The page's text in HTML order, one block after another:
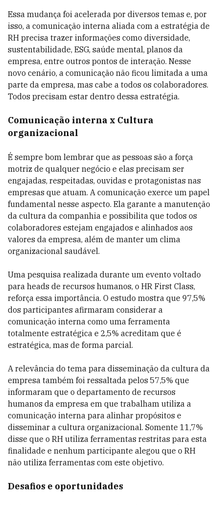
Essa mudança foi acelerada por diversos temas e, por
isso, a comunicação interna aliada com a estratégia de
RH precisa trazer informações como diversidade,
sustentabilidade, ESG, saúde mental, planos da
empresa, entre outros pontos de interação. Nesse
novo cenário, a comunicação não ficou limitada a uma
parte da empresa, mas cabe a todos os colaboradores.
Todos precisam estar dentro dessa estratégia.
Comunicação interna x Cultura
organizacional
É sempre bom lembrar que as pessoas são a força
motriz de qualquer negócio e elas precisam ser
engajadas, respeitadas, ouvidas e protagonistas nas
empresas que atuam. A comunicação exerce um papel
fundamental nesse aspecto. Ela garante a manutenção
da cultura da companhia e possibilita que todos os
colaboradores estejam engajados e alinhados aos
valores da empresa, além de manter um clima
organizacional saudável.
Uma pesquisa realizada durante um evento voltado
para heads de recursos humanos, o HR First Class,
reforça essa importância. O estudo mostra que 97,5%
dos participantes afirmaram considerar a
comunicação interna como uma ferramenta
totalmente estratégica e 2,5% acreditam que é
estratégica, mas de forma parcial.
A relevância do tema para disseminação da cultura da
empresa também foi ressaltada pelos 57,5% que
informaram que o departamento de recursos
humanos da empresa em que trabalham utiliza a
comunicação interna para alinhar propósitos e
disseminar a cultura organizacional. Somente 11,7%
disse que o RH utiliza ferramentas restritas para esta
finalidade e nenhum participante alegou que o RH
não utiliza ferramentas com este objetivo.
Desafios e oportunidades